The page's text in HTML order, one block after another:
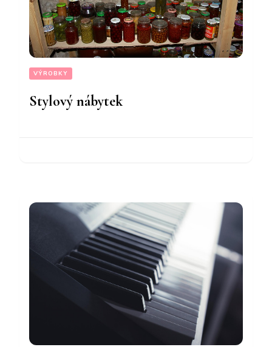
VÝROBKY
Stylový nábytek